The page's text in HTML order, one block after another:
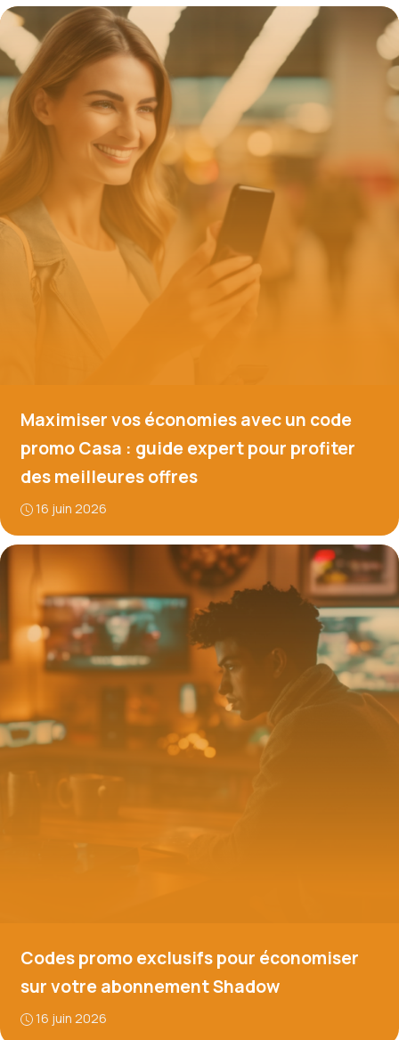
Maximiser vos économies avec un code
promo Casa : guide expert pour profiter
des meilleures offres
16 juin 2026
Codes promo exclusifs pour économiser
sur votre abonnement Shadow
16 juin 2026